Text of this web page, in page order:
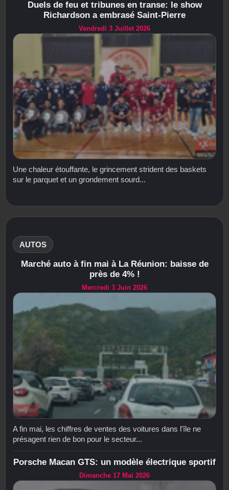
Duels de feu et tribunes en transe: le show
Richardson a embrasé Saint-Pierre
Vendredi 3 Juillet 2026
Une chaleur étouffante, le grincement strident des baskets
sur le parquet et un grondement sourd...
AUTOS
Marché auto à fin mai à La Réunion: baisse de
près de 4% !
Mercredi 3 Juin 2026
A fin mai, les chiffres de ventes des voitures dans l'île ne
présagent rien de bon pour le secteur...
Porsche Macan GTS: un modèle électrique sportif
Dimanche 17 Mai 2026